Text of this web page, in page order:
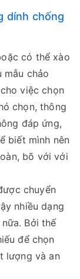
dính chống
có thể xào
mẫu chảo
việc chọn
chọn, thông
đáp ứng,
biết mình nên
bõ với với
chuyển
nhiều dạng
Bởi thế
để chọn
lượng và an